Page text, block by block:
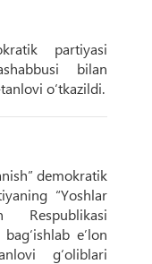
partiyasi
bilan
o‘tkazildi.
demokratik
“Yoshlar
Respublikasi
e’lon
g‘oliblari